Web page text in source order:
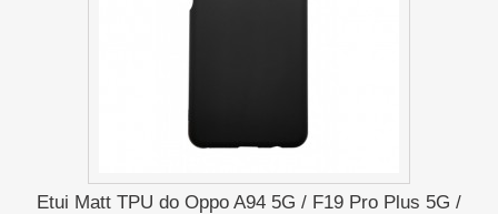
Etui Matt TPU do Oppo A94 5G / F19 Pro Plus 5G /